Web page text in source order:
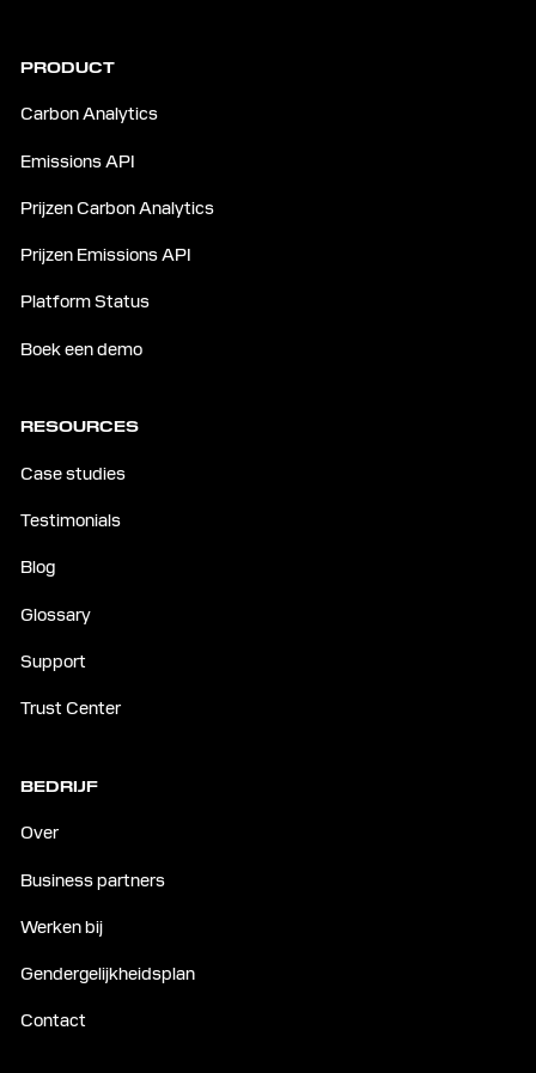
PRODUCT
Carbon Analytics
Emissions API
Prijzen Carbon Analytics
Prijzen Emissions API
Platform Status
Boek een demo
RESOURCES
Case studies
Testimonials
Blog
Glossary
Support
Trust Center
BEDRIJF
Over
Business partners
Werken bij
Gendergelijkheidsplan
Contact